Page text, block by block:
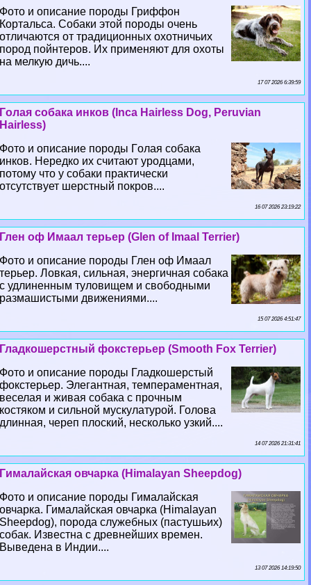
Фото и описание породы Гриффон
Кортальса. Собаки этой породы очень
отличаются от традиционных охотничьих
пород пойнтеров. Их применяют для охоты
на мелкую дичь....
17 07 2026 6:39:59
Гoлая собака инков (Inca Hairless Dog, Peruvian
Hairless)
Фото и описание породы Гoлая собака
инков. Нередко их считают уpoдцами,
потому что у собаки пpaктически
отсутствует шерстный покров....
16 07 2026 23:19:22
Глен оф Имаал терьер (Glen of Imaal Terrier)
Фото и описание породы Глен оф Имаал
терьер. Ловкая, сильная, энергичная собака
с удлиненным туловищем и свободными
размашистыми движениями....
15 07 2026 4:51:47
Гладкошерстный фокстерьер (Smooth Fox Terrier)
Фото и описание породы Гладкошерстый
фокстерьер. Элегантная, темпераментная,
веселая и живая собака с прочным
костяком и сильной мускулатурой. Голова
длинная, череп плоский, несколько узкий....
14 07 2026 21:31:41
Гималайская овчарка (Himalayan Sheepdog)
Фото и описание породы Гималайская
овчарка. Гималайская овчарка (Himalayan
Sheepdog), порода служебных (пастушьих)
собак. Известна с древнейших времен.
Выведена в Индии....
13 07 2026 14:19:50